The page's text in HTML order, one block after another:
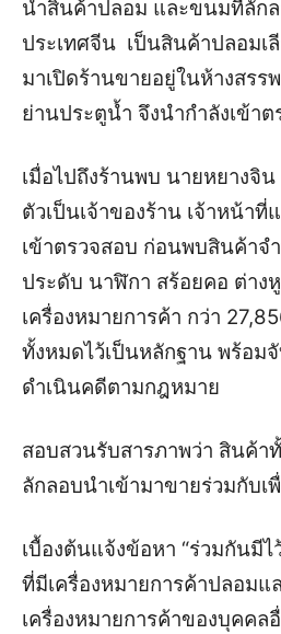
นำสินค้าปลอม และขนมที่ลักล
ประเทศจีน เป็นสินค้าปลอมเ
มาเปิดร้านขายอยู่ในห้างสร
ย่านประตูน้ำ จึงนำกำลังเข้าต
เมื่อไปถึงร้านพบ นายหยางจิ
ตัวเป็นเจ้าของร้าน เจ้าหน้า
เข้าตรวจสอบ ก่อนพบสินค้าจำ
ประดับ นาฬิกา สร้อยคอ ต่าง
เครื่องหมายการค้า กว่า
ทั้งหมดไว้เป็นหลักฐาน พร้อม
ดำเนินคดีตามกฎหมาย
สอบสวนรับสารภาพว่า สินค้า
ลักลอบนำเข้ามาขายร่วมกับ
เบื้องต้นแจ้งข้อหา “ร่วมกันมี
ที่มีเครื่องหมายการค้าปลอมแ
เครื่องหมายการค้าของบุคคล